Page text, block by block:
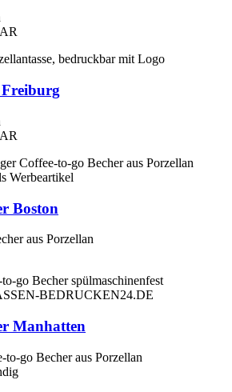
Freiburg
Boston
aus Porzellan
Manhatten
go Becher aus Porzellan